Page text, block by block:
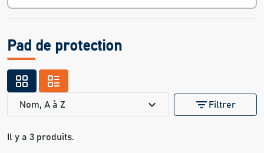
Pad de protection
Il y a 3 produits.
Nom, A à Z expand_more filter_list Filtrer